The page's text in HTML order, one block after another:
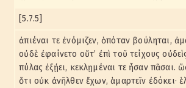
[5.7.5]
ἀπιέναι τε ἐνόμιζεν, ὁπόταν βούληται,
οὐδὲ ἐφαίνετο οὔτ’ ἐπὶ τοῦ τείχους
πύλας ἐξῄει, κεκλῃμέναι τε ἦσαν πᾶσαι.
ὅτι οὐκ ἀνῆλθεν ἔχων, ἁμαρτεῖν ἐδόκει·